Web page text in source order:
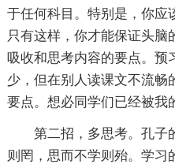
于任何科目。特别是，你应
只有这样，你才能保证头脑
吸收和思考内容的要点。预
少，但在别人读课文不流畅
要点。想必同学们已经被我
第二招，多思考。孔子
则罔，思而不学则殆。学习